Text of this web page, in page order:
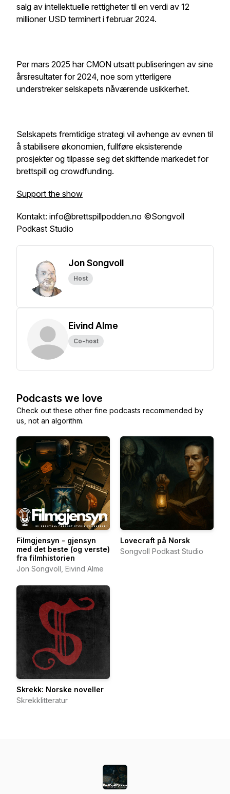
salg av intellektuelle rettigheter til en verdi av 12
millioner USD terminert i februar 2024.
Per mars 2025 har CMON utsatt publiseringen av sine
årsresultater for 2024, noe som ytterligere
understreker selskapets nåværende usikkerhet.
Selskapets fremtidige strategi vil avhenge av evnen til
å stabilisere økonomien, fullføre eksisterende
prosjekter og tilpasse seg det skiftende markedet for
brettspill og crowdfunding.
Support the show
Kontakt: info@brettspillpodden.no ©Songvoll
Podkast Studio
Jon Songvoll
Host
Eivind Alme
Co-host
Podcasts we love
Check out these other fine podcasts recommended by
us, not an algorithm.
Filmgjensyn - gjensyn
med det beste (og verste)
fra filmhistorien
Jon Songvoll, Eivind Alme
Lovecraft på Norsk
Songvoll Podkast Studio
Skrekk: Norske noveller
Skrekklitteratur